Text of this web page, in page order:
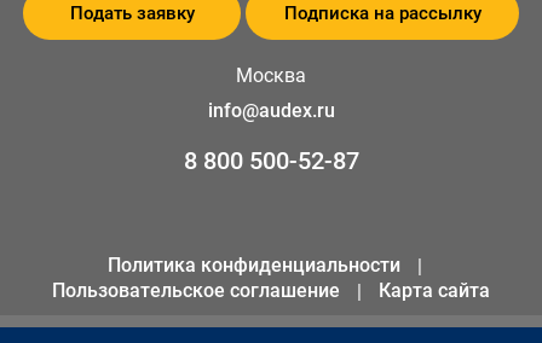
Подать заявку Подписка на рассылку
Москва
info@audex.ru
8 800 500-52-87
Политика конфиденциальности
Пользовательское соглашение
Карта сайта